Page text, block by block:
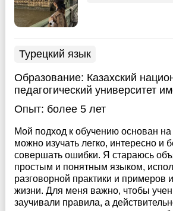
Турецкий язык
Образование: Казахский
педагогический университет
Опыт: более 5 лет
Мой подход к обучению основан на
можно изучать легко, интересно и
совершать ошибки. Я стараюсь
простым и понятным языком,
разговорной практики и примеров
жизни. Для меня важно, чтобы
заучивали правила, а